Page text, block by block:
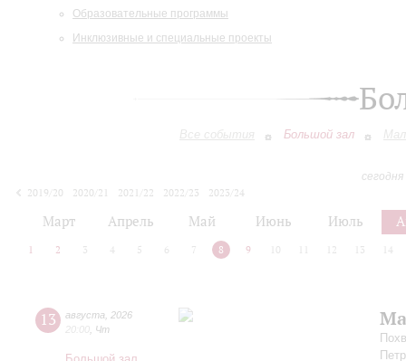
Образовательные программы
Инклюзивные и специальные проекты
Все события Большой зал
2019/20
2020/21 2021/22 2022/23
2023/24
Март Апрель Май Июнь Июль
1 2 3 4 5 6 7 8 9 10 12 13 14
13 августа
2026
20:00 Чт